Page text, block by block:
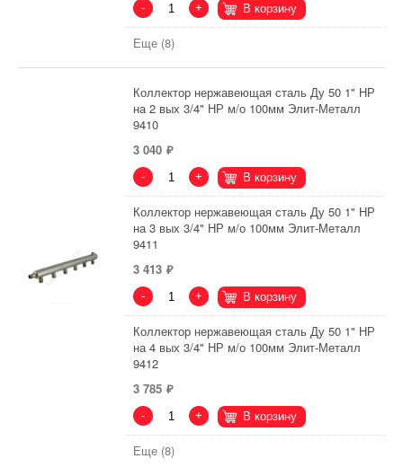
- + В корзину
Еще (8)
Коллектор нержавеющая сталь Ду 50 1" НР
на 2 вых 3/4" НР м/о 100мм Элит-Металл
9410
3 040
- + В корзину
Коллектор нержавеющая сталь Ду 50 1" НР
на 3 вых 3/4" НР м/о 100мм Элит-Металл
9411
3 413
- + В корзину
Коллектор нержавеющая сталь Ду 50 1" НР
на 4 вых 3/4" НР м/о 100мм Элит-Металл
9412
3 785
- + В корзину
Еще (8)